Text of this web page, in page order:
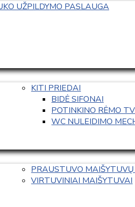
UŽPILDYMO PASLAUGA
KITI PRIEDAI
BIDĖ SIFONAI
POTINKINO RĖMO
WC NULEIDIMO
PRAUSTUVO
VIRTUVINIAI MAIŠYTUVAI